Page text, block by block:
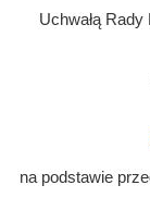
Uchwałą
na podstawie